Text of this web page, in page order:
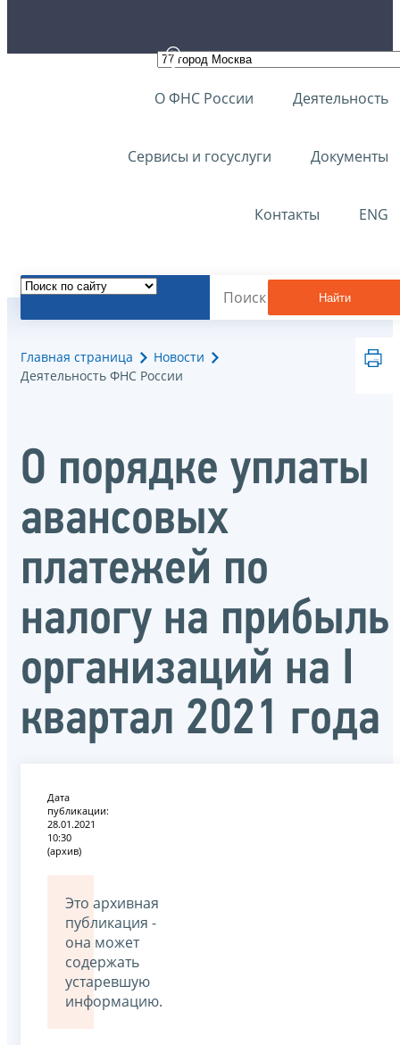
О ФНС России Деятельность
Сервисы и госуслуги Документы
Контакты ENG
Найти
Главная страница
Новости
Деятельность ФНС России
О порядке уплаты
авансовых
платежей по
налогу на прибыль
организаций на I
квартал 2021 года
Дата
публикации:
28.01.2021
10:30
(архив)
Это архивная
публикация -
она может
содержать
устаревшую
информацию.